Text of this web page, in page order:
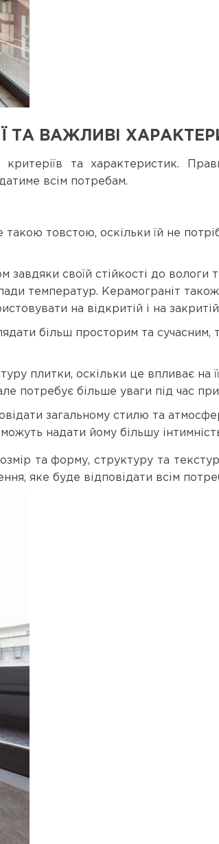
ТА ВАЖЛИВІ
та характеристик.
всім потребам.
товстою, оскільки їй не
своїй стійкості до вологи
температур. Керамограніт
на відкритій і на
більш просторим та сучасним,
плитки, оскільки це впливає на
потребує більше уваги під час
загальному стилю та
надати йому більшу
та форму, структуру та
яке буде відповідати всім